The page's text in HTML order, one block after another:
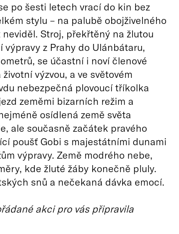
po šesti letech vrací do kin bez
stylu – na palubě obojživelného
neviděl. Stroj, překřtěný na žlutou
z Prahy do Ulánbátaru,
se účastní i noví členové
výzvou, a ve světovém
nebezpečná plovoucí tříkolka
zeměmi bizarních režim a
osídlená země světa
ale současně začátek pravého
poušť Gobi s majestátními dunami
výpravy. Země modrého nebe,
kde žluté žáby konečně pluly.
snů a nečekaná dávka emocí.
akci pro vás připravila